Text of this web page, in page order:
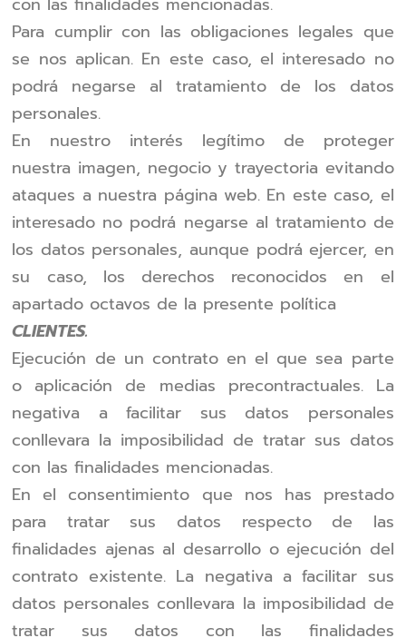
Para cumplir con las obligaciones legales que
se nos aplican. En este caso, el interesado no
podrá negarse al tratamiento de los datos
personales.
En nuestro interés legítimo de proteger
nuestra imagen, negocio y trayectoria evitando
ataques a nuestra página web. En este caso, el
interesado no podrá negarse al tratamiento de
los datos personales, aunque podrá ejercer, en
su caso, los derechos reconocidos en el
apartado octavos de la presente política
CLIENTES.
Ejecución de un contrato en el que sea parte
o aplicación de medias precontractuales. La
negativa a facilitar sus datos personales
conllevara la imposibilidad de tratar sus datos
con las finalidades mencionadas.
En el consentimiento que nos has prestado
para tratar sus datos respecto de las
finalidades ajenas al desarrollo o ejecución del
contrato existente. La negativa a facilitar sus
datos personales conllevara la imposibilidad de
tratar sus datos con las finalidades